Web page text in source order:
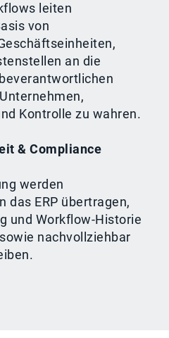
leiten
von
an die
Kontrolle zu wahren.
& Compliance
werden
das ERP übertragen,
und Workflow-Historie
nachvollziehbar